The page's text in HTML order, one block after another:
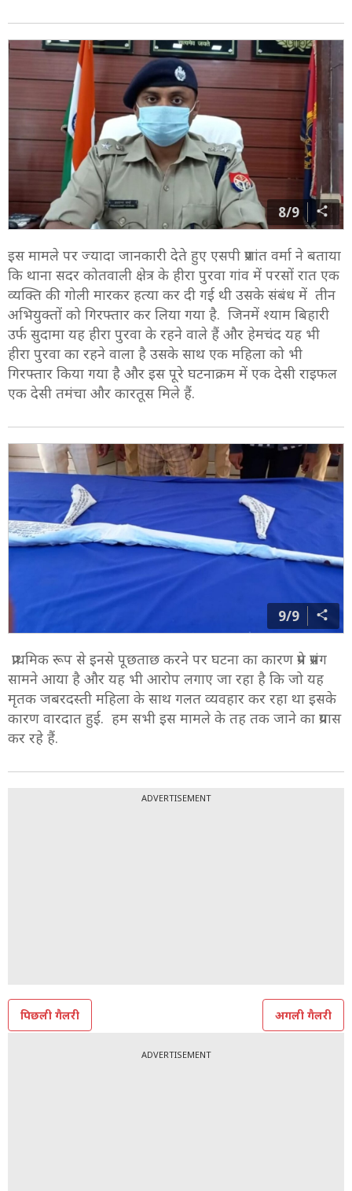
8/9
इस मामले पर ज्यादा जानकारी देते हुए एसपी प्रशांत वर्मा ने बताया
कि थाना सदर कोतवाली क्षेत्र के हीरा पुरवा गांव में परसों रात एक
व्यक्ति की गोली मारकर हत्या कर दी गई थी उसके संबंध में तीन
अभियुक्तों को गिरफ्तार कर लिया गया है. जिनमें श्याम बिहारी
उर्फ सुदामा यह हीरा पुरवा के रहने वाले हैं और हेमचंद यह भी
हीरा पुरवा का रहने वाला है उसके साथ एक महिला को भी
गिरफ्तार किया गया है और इस पूरे घटनाक्रम में एक देसी राइफल
एक देसी तमंचा और कारतूस मिले हैं.
9/9
प्राथमिक रूप से इनसे पूछताछ करने पर घटना का कारण प्रेम प्रसंग
सामने आया है और यह भी आरोप लगाए जा रहा है कि जो यह
मृतक जबरदस्ती महिला के साथ गलत व्यवहार कर रहा था इसके
कारण वारदात हुई. हम सभी इस मामले के तह तक जाने का प्रयास
कर रहे हैं.
ADVERTISEMENT
पिछली गैलरी अगली गैलरी
ADVERTISEMENT